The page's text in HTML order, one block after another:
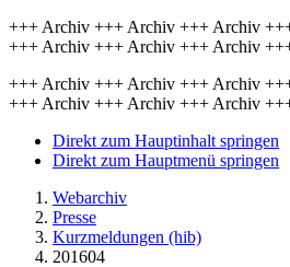
+++ Archiv +++ Archiv +++ Archiv
+++ Archiv +++ Archiv +++ Archiv
+++ Archiv +++ Archiv +++ Archiv
+++ Archiv +++ Archiv +++ Archiv
Direkt zum Hauptinhalt springen
Direkt zum Hauptmenü springen
Webarchiv
Presse
Kurzmeldungen (hib)
201604